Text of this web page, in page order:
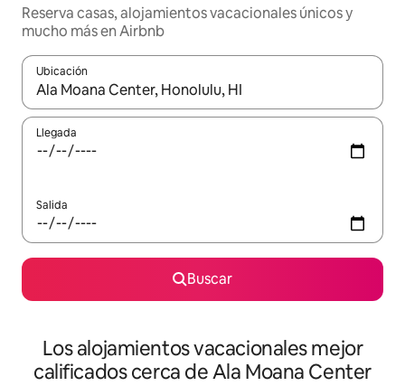
Reserva casas, alojamientos vacacionales únicos y
mucho más en Airbnb
Ubicación
Cuando los resultados estén disponibles, podrás navegar
Llegada
Salida
Buscar
Los alojamientos vacacionales mejor
calificados cerca de Ala Moana Center